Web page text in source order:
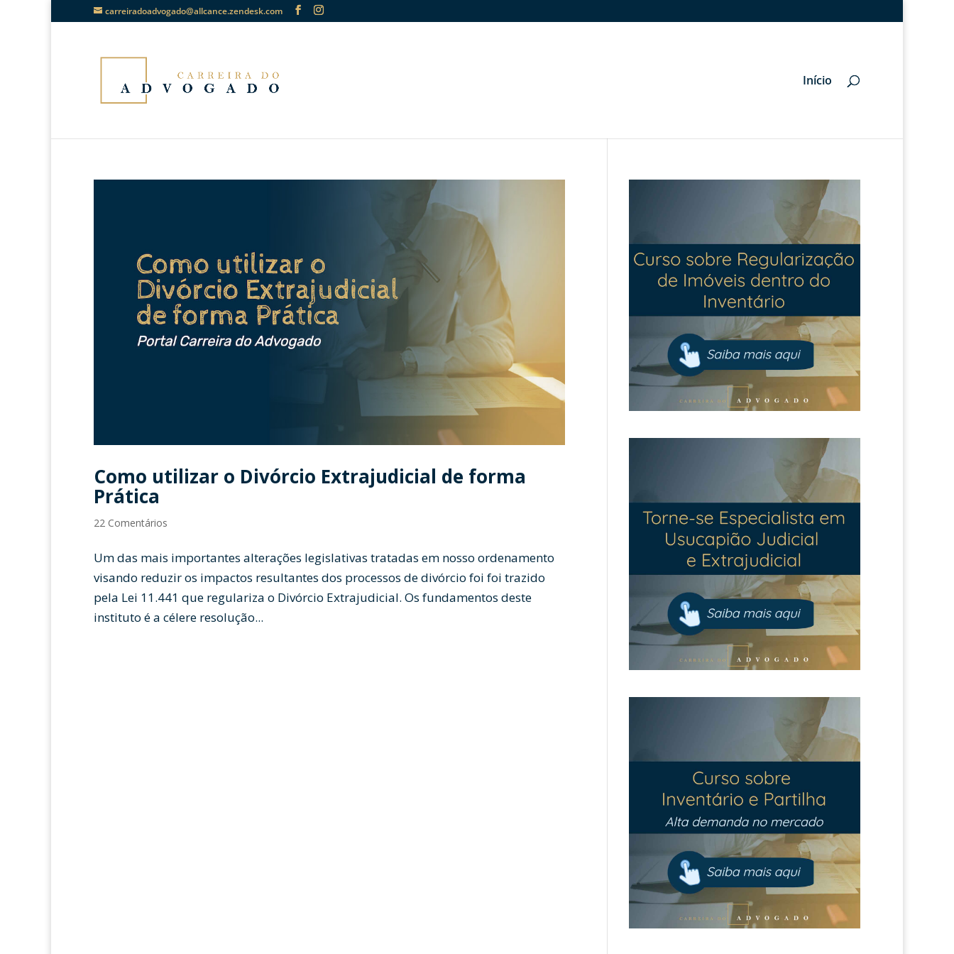
carreiradoadvogado@allcance.zendesk.com
Início
Como utilizar o Divórcio Extrajudicial de forma
Prática
22 Comentários
Um das mais importantes alterações legislativas tratadas em nosso ordenamento
visando reduzir os impactos resultantes dos processos de divórcio foi foi trazido
pela Lei 11.441 que regulariza o Divórcio Extrajudicial. Os fundamentos deste
instituto é a célere resolução...